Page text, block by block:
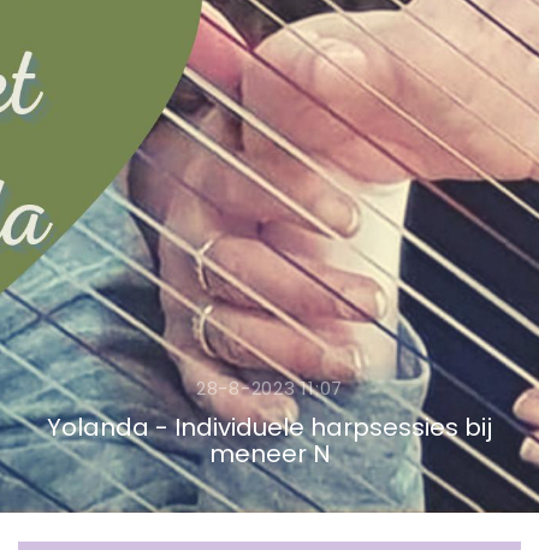
28-8-2023 11:07
Yolanda - Individuele harpsessies bij
meneer N